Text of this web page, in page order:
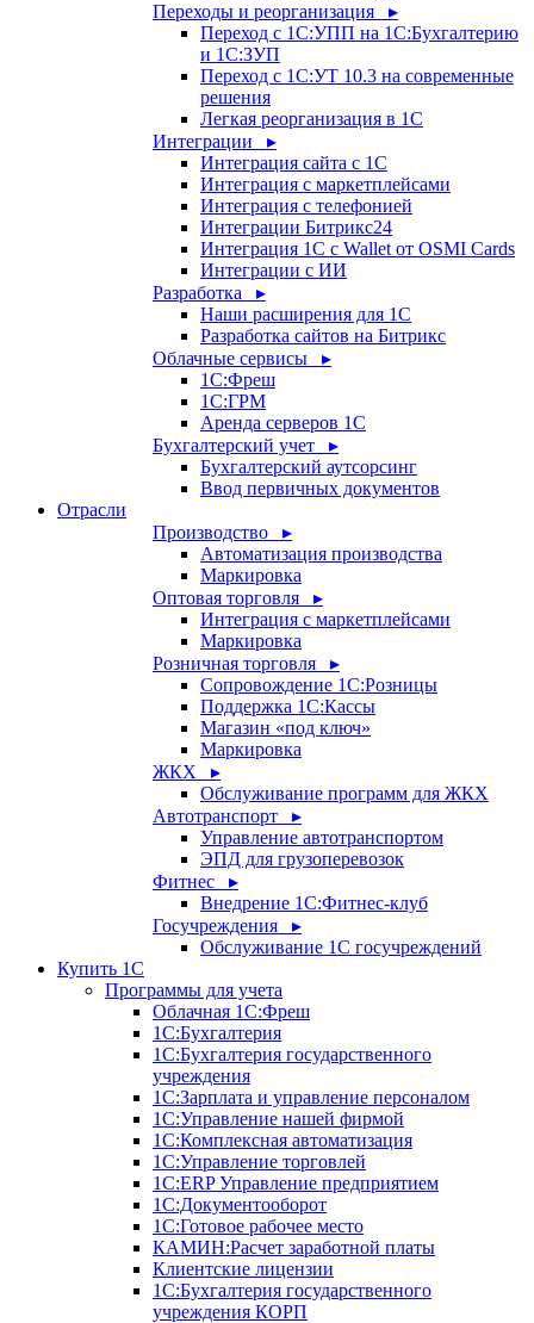
Переходы и реорганизация ▸
Переход с 1С:УПП на 1С:Бухгалтерию
и 1С:ЗУП
Переход с 1С:УТ 10.3 на современные
решения
Легкая реорганизация в 1С
Интеграции ▸
Интеграция сайта с 1С
Интеграция с маркетплейсами
Интеграция с телефонией
Интеграции Битрикс24
Интеграция 1С с Wallet от OSMI Cards
Интеграции с ИИ
Разработка ▸
Наши расширения для 1С
Разработка сайтов на Битрикс
Облачные сервисы ▸
1С:Фреш
1С:ГРМ
Аренда серверов 1С
Бухгалтерский учет ▸
Бухгалтерский аутсорсинг
Ввод первичных документов
Отрасли
Производство ▸
Автоматизация производства
Маркировка
Оптовая торговля ▸
Интеграция с маркетплейсами
Маркировка
Розничная торговля ▸
Сопровождение 1С:Розницы
Поддержка 1С:Кассы
Магазин «под ключ»
Маркировка
ЖКХ ▸
Обслуживание программ для ЖКХ
Автотранспорт ▸
Управление автотранспортом
ЭПД для грузоперевозок
Фитнес ▸
Внедрение 1С:Фитнес-клуб
Госучреждения ▸
Обслуживание 1С госучреждений
Купить 1С
Программы для учета
Облачная 1С:Фреш
1С:Бухгалтерия
1С:Бухгалтерия государственного
учреждения
1С:Зарплата и управление персоналом
1С:Управление нашей фирмой
1С:Комплексная автоматизация
1С:Управление торговлей
1С:ERP Управление предприятием
1С:Документооборот
1C:Готовое рабочее место
КАМИН:Расчет заработной платы
Клиентские лицензии
1С:Бухгалтерия государственного
учреждения КОРП